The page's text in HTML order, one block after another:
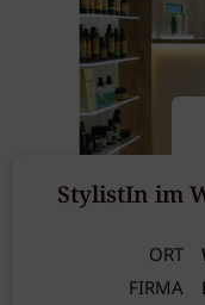
StylistIn im
ORT
FIRMA